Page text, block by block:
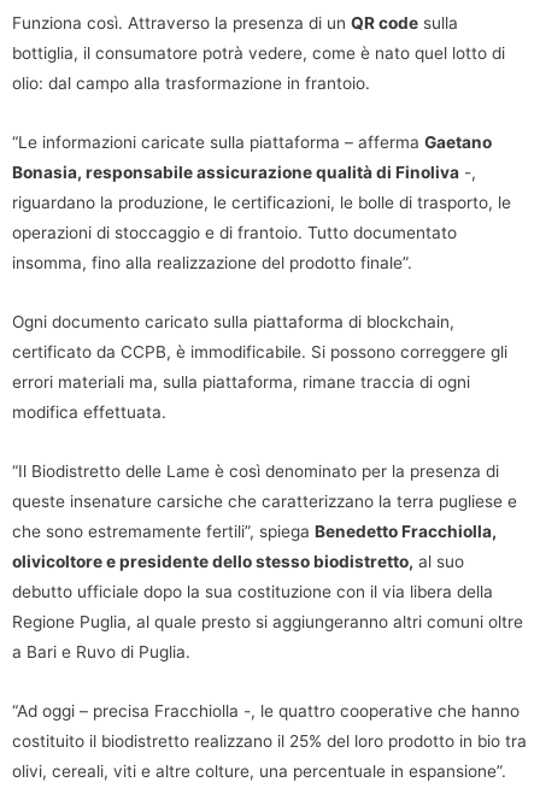
Funziona così. Attraverso la presenza di un QR code sulla
bottiglia, il consumatore potrà vedere, come è nato quel lotto di
olio: dal campo alla trasformazione in frantoio.
“Le informazioni caricate sulla piattaforma – afferma Gaetano
Bonasia, responsabile assicurazione qualità di Finoliva -,
riguardano la produzione, le certificazioni, le bolle di trasporto, le
operazioni di stoccaggio e di frantoio. Tutto documentato
insomma, fino alla realizzazione del prodotto finale”.
Ogni documento caricato sulla piattaforma di blockchain,
certificato da CCPB, è immodificabile. Si possono correggere gli
errori materiali ma, sulla piattaforma, rimane traccia di ogni
modifica effettuata.
“Il Biodistretto delle Lame è così denominato per la presenza di
queste insenature carsiche che caratterizzano la terra pugliese e
che sono estremamente fertili”, spiega Benedetto Fracchiolla,
olivicoltore e presidente dello stesso biodistretto, al suo
debutto ufficiale dopo la sua costituzione con il via libera della
Regione Puglia, al quale presto si aggiungeranno altri comuni oltre
a Bari e Ruvo di Puglia.
“Ad oggi – precisa Fracchiolla -, le quattro cooperative che hanno
costituito il biodistretto realizzano il 25% del loro prodotto in bio tra
olivi, cereali, viti e altre colture, una percentuale in espansione”.